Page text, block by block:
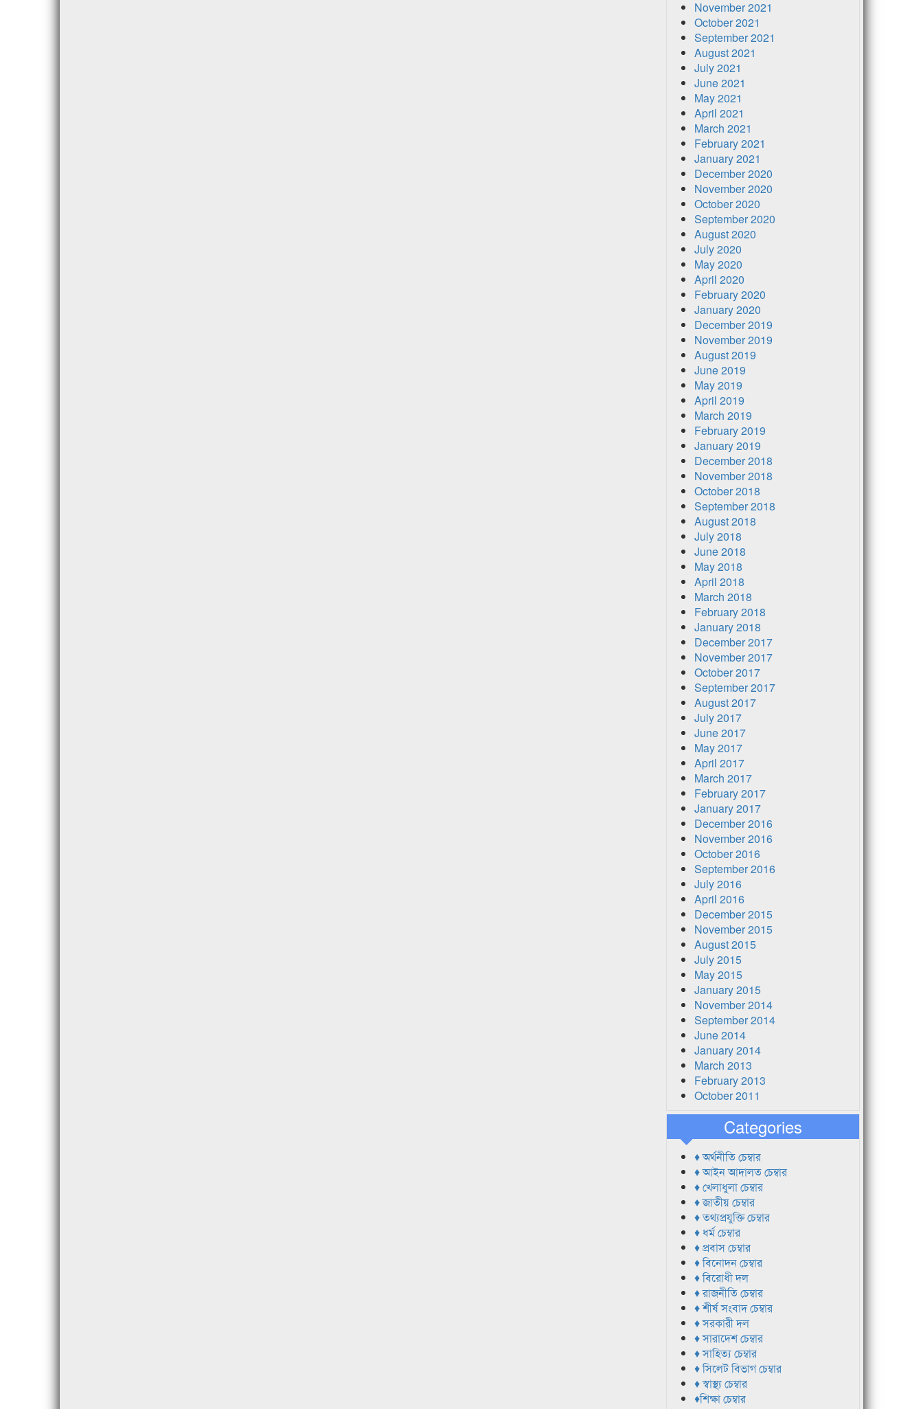
November 2021
October 2021
September 2021
August 2021
July 2021
June 2021
May 2021
April 2021
March 2021
February 2021
January 2021
December 2020
November 2020
October 2020
September 2020
August 2020
July 2020
May 2020
April 2020
February 2020
January 2020
December 2019
November 2019
August 2019
June 2019
May 2019
April 2019
March 2019
February 2019
January 2019
December 2018
November 2018
October 2018
September 2018
August 2018
July 2018
June 2018
May 2018
April 2018
March 2018
February 2018
January 2018
December 2017
November 2017
October 2017
September 2017
August 2017
July 2017
June 2017
May 2017
April 2017
March 2017
February 2017
January 2017
December 2016
November 2016
October 2016
September 2016
July 2016
April 2016
December 2015
November 2015
August 2015
July 2015
May 2015
January 2015
November 2014
September 2014
June 2014
January 2014
March 2013
February 2013
October 2011
Categories
♦ অর্থনীতি চেম্বার
♦ আইন আদালত চেম্বার
♦ খেলাধুলা চেম্বার
♦ জাতীয় চেম্বার
♦ তথ্যপ্রযুক্তি চেম্বার
♦ ধর্ম চেম্বার
♦ প্রবাস চেম্বার
♦ বিনোদন চেম্বার
♦ বিরোধী দল
♦ রাজনীতি চেম্বার
♦ শীর্ষ সংবাদ চেম্বার
♦ সরকারী দল
♦ সারাদেশ চেম্বার
♦ সাহিত্য চেম্বার
♦ সিলেট বিভাগ চেম্বার
♦ স্বাস্থ্য চেম্বার
♦শিক্ষা চেম্বার